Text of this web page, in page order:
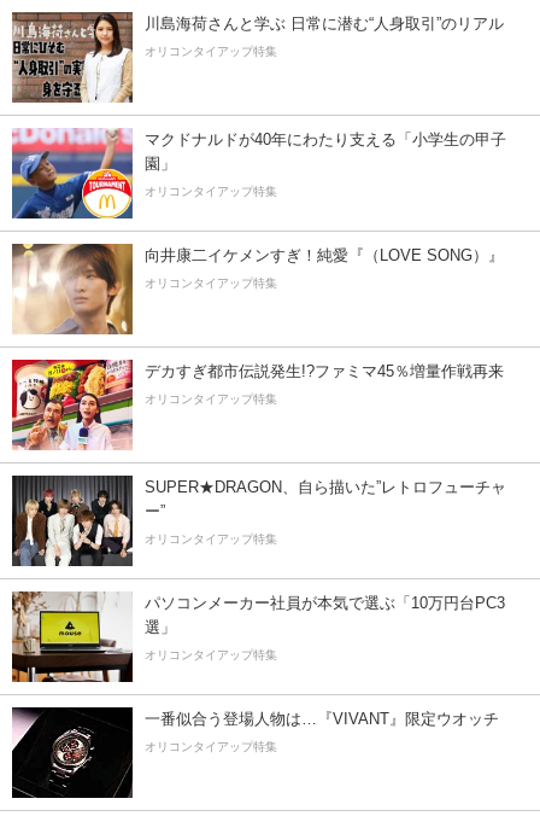
川島海荷さんと学ぶ 日常に潜む“人身取引”のリアル
オリコンタイアップ特集
マクドナルドが40年にわたり支える「小学生の甲子
園」
オリコンタイアップ特集
向井康二イケメンすぎ！純愛『（LOVE SONG）』
オリコンタイアップ特集
デカすぎ都市伝説発生!?ファミマ45％増量作戦再来
オリコンタイアップ特集
SUPER★DRAGON、自ら描いた”レトロフューチャ
ー”
オリコンタイアップ特集
パソコンメーカー社員が本気で選ぶ「10万円台PC3
選」
オリコンタイアップ特集
一番似合う登場人物は…『VIVANT』限定ウオッチ
オリコンタイアップ特集